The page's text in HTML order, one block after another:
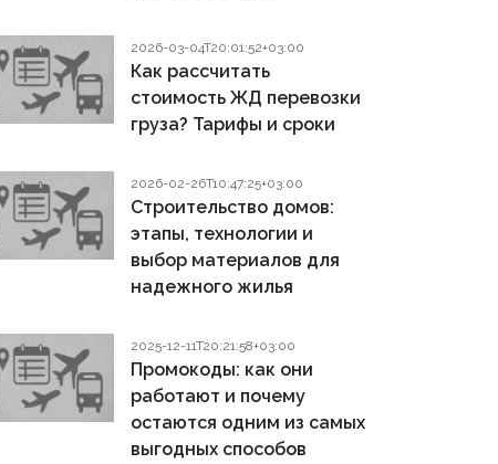
2026-03-04T20:01:52+03:00
Как рассчитать
стоимость ЖД перевозки
груза? Тарифы и сроки
2026-02-26T10:47:25+03:00
Строительство домов:
этапы, технологии и
выбор материалов для
надежного жилья
2025-12-11T20:21:58+03:00
Промокоды: как они
работают и почему
остаются одним из самых
выгодных способов